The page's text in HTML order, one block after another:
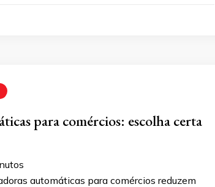
para comércios: escolha certa
automáticas para comércios reduzem